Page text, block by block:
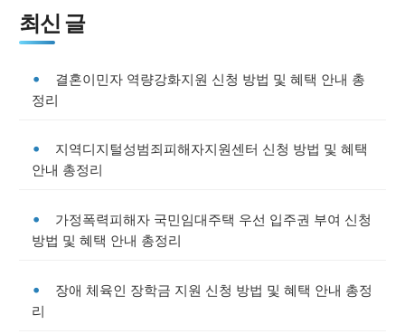
최신 글
결혼이민자 역량강화지원 신청 방법 및 혜택 안내 총
정리
지역디지털성범죄피해자지원센터 신청 방법 및 혜택
안내 총정리
가정폭력피해자 국민임대주택 우선 입주권 부여 신청
방법 및 혜택 안내 총정리
장애 체육인 장학금 지원 신청 방법 및 혜택 안내 총정
리